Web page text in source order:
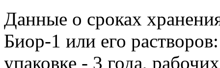
Данные о сроках
Биор-1 или его
упаковке - 3 года,